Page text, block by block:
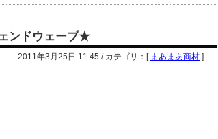
ンドウェーブ★
2011年3月25日 11:45 / カテゴリ：[ まあまあ商材 ]